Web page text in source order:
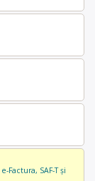
Factura, SAF-T și